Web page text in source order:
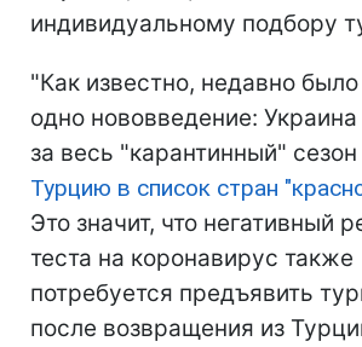
индивидуальному подбору
"Как известно, недавно
одно нововведение:
за весь "карантинный" сезон
Турцию в список стран
Это значит, что негативный
теста на коронавирус также
потребуется предъявить
после возвращения из